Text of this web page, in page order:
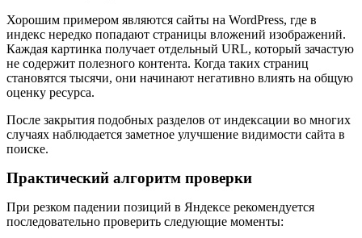
Хорошим примером являются сайты на WordPress, где в
индекс нередко попадают страницы вложений изображений.
Каждая картинка получает отдельный URL, который зачастую
не содержит полезного контента. Когда таких страниц
становятся тысячи, они начинают негативно влиять на общую
оценку ресурса.
После закрытия подобных разделов от индексации во многих
случаях наблюдается заметное улучшение видимости сайта в
поиске.
Практический алгоритм проверки
При резком падении позиций в Яндексе рекомендуется
последовательно проверить следующие моменты: